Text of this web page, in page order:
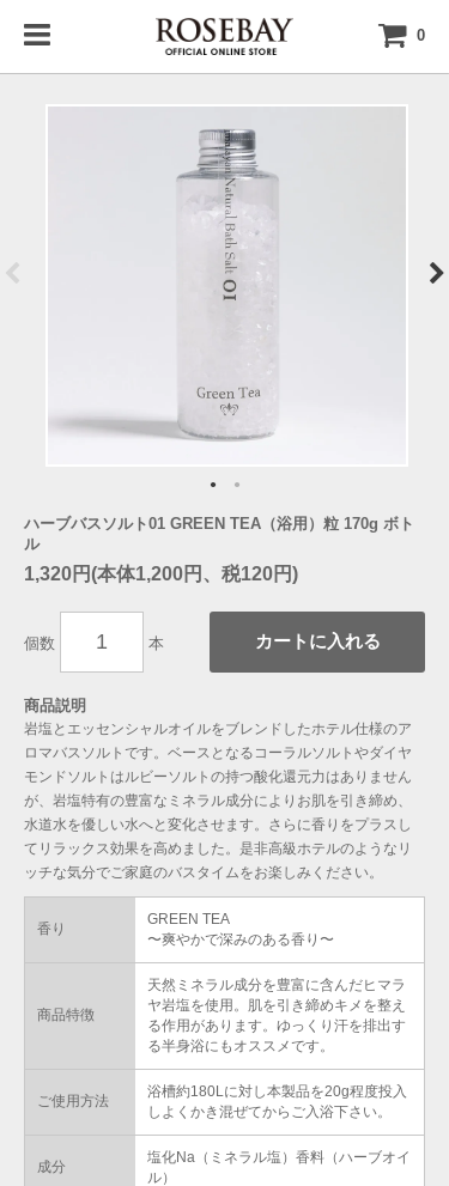
0
ハーブバスソルト01 GREEN TEA（浴用）粒 170g ボト
ル
1,320円(本体1,200円、税120円)
個数 本 カートに入れる
商品説明
岩塩とエッセンシャルオイルをブレンドしたホテル仕様のア
ロマバスソルトです。ベースとなるコーラルソルトやダイヤ
モンドソルトはルビーソルトの持つ酸化還元力はありません
が、岩塩特有の豊富なミネラル成分によりお肌を引き締め、
水道水を優しい水へと変化させます。さらに香りをプラスし
てリラックス効果を高めました。是非高級ホテルのようなリ
ッチな気分でご家庭のバスタイムをお楽しみください。
香り
GREEN TEA
〜爽やかで深みのある香り〜
商品特徴
天然ミネラル成分を豊富に含んだヒマラ
ヤ岩塩を使用。肌を引き締めキメを整え
る作用があります。ゆっくり汗を排出す
る半身浴にもオススメです。
ご使用方法
浴槽約180Lに対し本製品を20g程度投入
しよくかき混ぜてからご入浴下さい。
成分
塩化Na（ミネラル塩）香料（ハーブオイ
ル）